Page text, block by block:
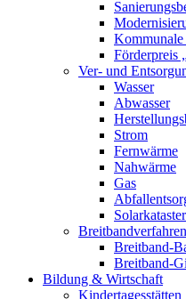
Kommunale
Förderpreis
Ver- und
Wasser
Abwasser
Strom
Fernwärme
Nahwärme
Gas
Solarkataster
Breitbandverfahren
Breitband-
Breitband-
Bildung & Wirtschaft
Kindertagesstätten